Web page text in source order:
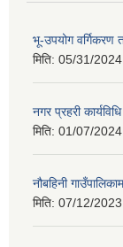
भू-उपयोग वर्गिकरण
मिति: 05/31/
नगर प्रहरी कार्यविधि
मिति: 01/07/
नौबहिनी
मिति: 07/12/